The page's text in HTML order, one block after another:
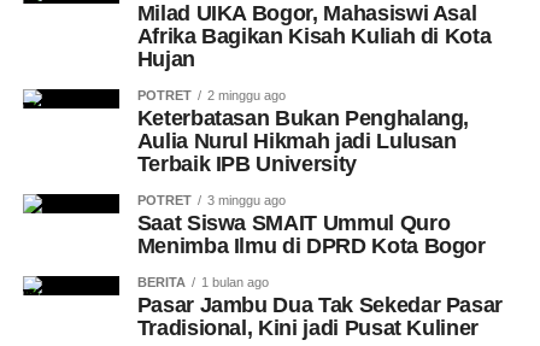
Milad UIKA Bogor, Mahasiswi Asal
Afrika Bagikan Kisah Kuliah di Kota
Hujan
POTRET 2 minggu ago
Keterbatasan Bukan Penghalang,
Aulia Nurul Hikmah jadi Lulusan
Terbaik IPB University
POTRET 3 minggu ago
Saat Siswa SMAIT Ummul Quro
Menimba Ilmu di DPRD Kota Bogor
BERITA 1 bulan ago
Pasar Jambu Dua Tak Sekedar Pasar
Tradisional, Kini jadi Pusat Kuliner